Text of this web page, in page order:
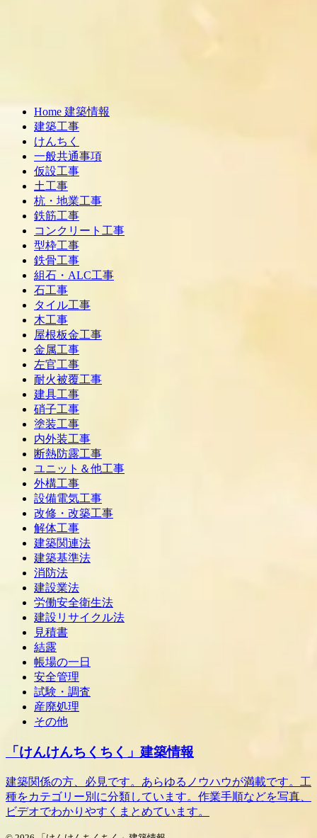
Home 建築情報
建築工事
けんちく
一般共通事項
仮設工事
土工事
杭・地業工事
鉄筋工事
コンクリート工事
型枠工事
鉄骨工事
組石・ALC工事
石工事
タイル工事
木工事
屋根板金工事
金属工事
左官工事
耐火被覆工事
建具工事
硝子工事
塗装工事
内外装工事
断熱防露工事
ユニット＆他工事
外構工事
設備電気工事
改修・改築工事
解体工事
建築関連法
建築基準法
消防法
建設業法
労働安全衛生法
建設リサイクル法
見積書
結露
帳場の一日
安全管理
試験・調査
産廃処理
その他
「けんけんちくちく」建築情報
建築関係の方、必見です。あらゆるノウハウが満載です。工
種をカテゴリー別に分類しています。作業手順などを写真、
ビデオでわかりやすくまとめています。